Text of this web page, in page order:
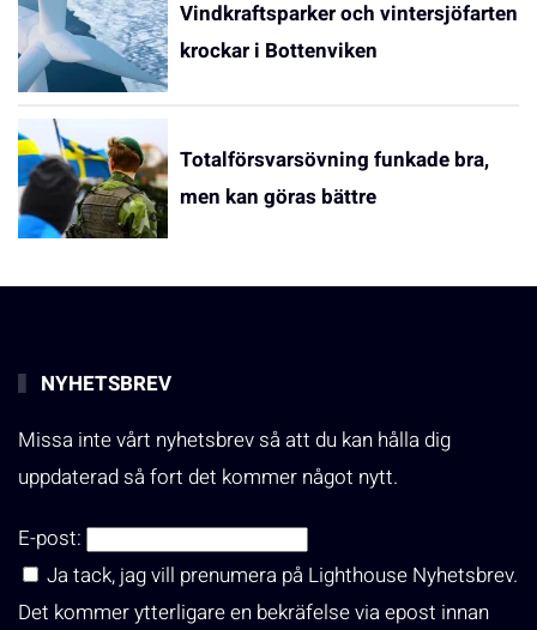
Vindkraftsparker och vintersjöfarten
krockar i Bottenviken
Totalförsvarsövning funkade bra,
men kan göras bättre
NYHETSBREV
Missa inte vårt nyhetsbrev så att du kan hålla dig
uppdaterad så fort det kommer något nytt.
E-post:
Ja tack, jag vill prenumera på Lighthouse Nyhetsbrev.
Det kommer ytterligare en bekräfelse via epost innan